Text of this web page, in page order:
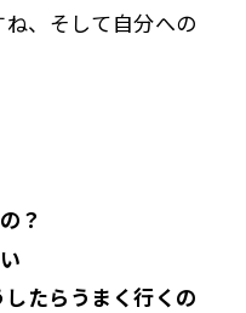
、そして自分への
？
たらうまく行くの